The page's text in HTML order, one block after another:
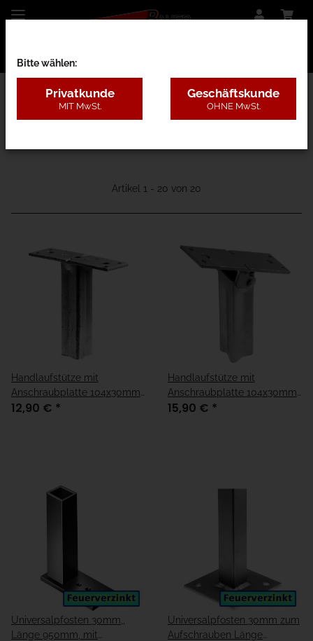
23 - Zaunbauteile
Artikel 1 - 20 von 20
Handlaufstütze mit
Anschraubplatte 104x30mm
"fest"
12,90 € *
Handlaufstütze mit
Anschraubplatte 104x30mm
verstellbar
15,90 € *
Universalpfosten 30mm,,
Länge 950mm, mit
Universalpfosten 30mm zum
Aufschrauben Länge
Bitte wählen:
Privatkunde
MIT MwSt.
Geschäftskunde
OHNE MwSt.